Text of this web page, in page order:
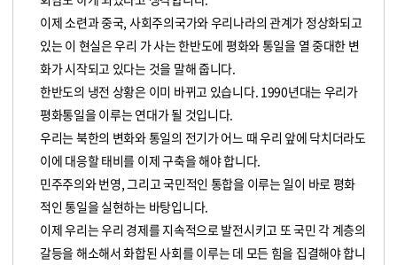
이제 소련과 중국, 사회주의국가와 우리나라의 관계가 정상화되고
있는 이 현실은 우리 가 사는 한반도에 평화와 통일을 열 중대한 변
화가 시작되고 있다는 것을 말해 줍니다.
한반도의 냉전 상황은 이미 바뀌고 있습니다. 1990년대는 우리가
평화통일을 이루는 연대가 될 것입니다.
우리는 북한의 변화와 통일의 전기가 어느 때 우리 앞에 닥치더라도
이에 대응할 태비를 이제 구축을 해야 합니다.
민주주의와 번영, 그리고 국민적인 통합을 이루는 일이 바로 평화
적인 통일을 실현하는 바탕입니다.
이제 우리는 우리 경제를 지속적으로 발전시키고 또 국민 각 계층의
갈등을 해소해서 화합된 사회를 이루는 데 모든 힘을 집결해야 합니